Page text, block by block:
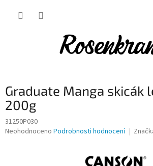
Graduate Manga skicák
200g
31250P030
Průměrné
Neohodnoceno Podrobnosti hodnocení